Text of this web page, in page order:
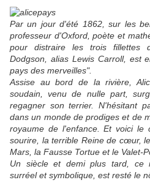
Par un jour d'été 1862, sur les
professeur d'Oxford, poète et
pour distraire les trois fillettes
Dodgson, alias Lewis Carroll, est
pays des merveilles".
Assise au bord de la rivière,
soudain, venu de nulle part,
regagner son terrier. N'hésitant
dans un monde de prodiges et de
royaume de l'enfance. Et voici le
sourire, la terrible Reine de cœur,
Mars, la Fausse Tortue et le Valet-
Un siècle et demi plus tard, ce
surréel et symbolique, est resté le